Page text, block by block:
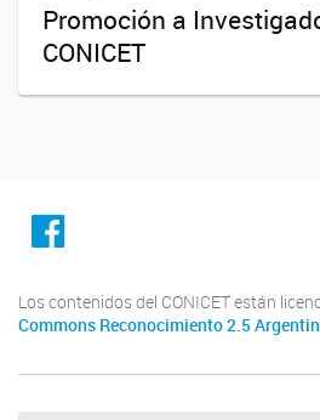
Promoción a
CONICET
facebook
Los contenidos del CONICET están
Commons Reconocimiento 2.5